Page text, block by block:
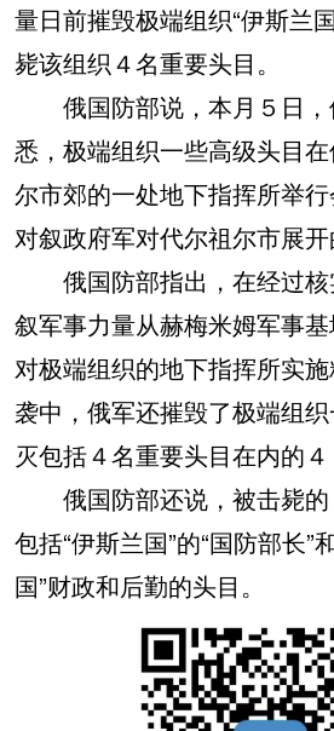
量日前摧毁极端组织“伊斯兰
毙该组织４名重要头目。
俄国防部说，本月５日，
悉，极端组织一些高级头目
尔市郊的一处地下指挥所举
对叙政府军对代尔祖尔市展开
俄国防部指出，在经过核
叙军事力量从赫梅米姆军事基
对极端组织的地下指挥所实
袭中，俄军还摧毁了极端组
灭包括４名重要头目在内的４
俄国防部还说，被击毙的
包括“伊斯兰国”的“国防部长”
国”财政和后勤的头目。